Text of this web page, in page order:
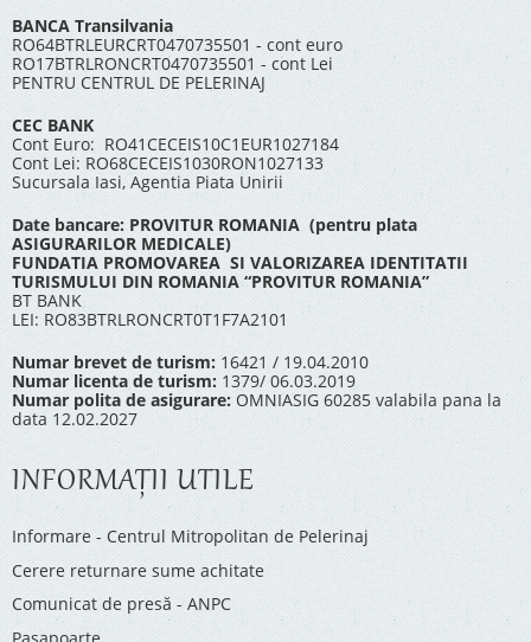
BANCA Transilvania
RO64BTRLEURCRT0470735501 - cont euro
RO17BTRLRONCRT0470735501 - cont Lei
PENTRU CENTRUL DE PELERINAJ
CEC BANK
Cont Euro: RO41CECEIS10C1EUR1027184
Cont Lei: RO68CECEIS1030RON1027133
Sucursala Iasi, Agentia Piata Unirii
Date bancare: PROVITUR ROMANIA (pentru plata
ASIGURARILOR MEDICALE)
FUNDATIA PROMOVAREA SI VALORIZAREA IDENTITATII
TURISMULUI DIN ROMANIA “PROVITUR ROMANIA”
BT BANK
LEI: RO83BTRLRONCRT0T1F7A2101
Numar brevet de turism: 16421 / 19.04.2010
Numar licenta de turism: 1379/ 06.03.2019
Numar polita de asigurare: OMNIASIG 60285 valabila pana la
data 12.02.2027
INFORMAŢII UTILE
Informare - Centrul Mitropolitan de Pelerinaj
Cerere returnare sume achitate
Comunicat de presă - ANPC